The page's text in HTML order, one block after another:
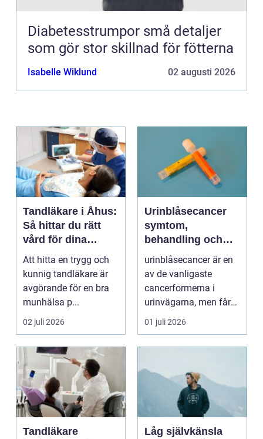
Diabetesstrumpor små detaljer
som gör stor skillnad för fötterna
Isabelle Wiklund 02 augusti 2026
Tandläkare i Åhus:
Så hittar du rätt
vård för dina
tänder
Att hitta en trygg och
kunnig tandläkare är
avgörande för en bra
munhälsa p...
02 juli 2026
Urinblåsecancer
symtom,
behandling och
vägen vidare
urinblåsecancer är en
av de vanligaste
cancerformerna i
urinvägarna, men får
ofta mindre
uppmärksamh...
01 juli 2026
Tandläkare
Låg självkänsla